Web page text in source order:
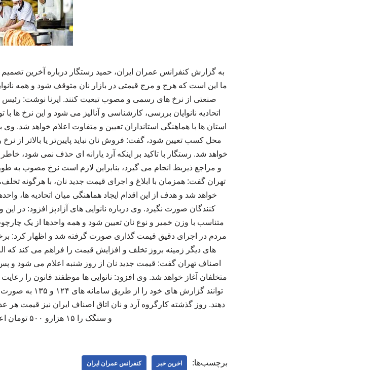
به گزارش کنفرانس عمران ایران، حمید رستگار درباره آخرین
ما این است که هرج‌ و مرج قیمتی در بازار نان متوقف شود و همه
صنعتی از نرخ‌ های رسمی و مصوب تبعیت کنند. ایرنا نوشت: رئیس
اتحادیه نانوایان بررسی، کارشناسی و آنالیز می شود و این نرخ‌ ها
استان‌ ها با هماهنگی استانداران تعیین و متفاوت اعلام خواهد شد. وی
محل کسب تعیین شود، گفت: فروش نان نباید پایین‌تر یا بالاتر از
خواهد شد. رستگار با تاکید بر اینکه آرد یارانه‌ ای حذف نمی‌ شود،
و مراجع ذیربط انجام می‌ گیرد، بنابراین لازم است نرخ مصوب به‌
تهران گفت: همزمان با ابلاغ و اجرای قیمت جدید نان، با هرگونه
خواهد شد و هدف از این اقدام ایجاد هماهنگی میان اتحادیه‌
کنندگان صورت نگیرد. وی درباره نانوایی‌ های آزادپز افزود: در
متناسب با وزن خمیر و نوع نان تعیین شود و همه واحدها از یک
مردم در اجرای دقیق قیمت گذاری صورت گرفته شد و اظهار کرد:
های دیگر زمینه بروز تخلف و افزایش قیمت را فراهم می‌ کند که
اصناف تهران گفت: قیمت جدید نان از روز شنبه اعلام می‌ شود و
متخلفان آغاز خواهد شد. وی افزود: نانوایی‌ ها موظفند قانون را
توانند گزارش
و سنگک را ۱۵ هزارو ۵۰۰ تومان اعلام کرد. ۲۲۳۲۲۵
برچسب‌ها: اخرین خبر کنفرانس عمران ایران